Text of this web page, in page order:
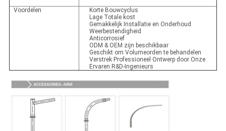
Voordelen
Korte Bouwcyclus
Lage Totale kost
Gemakkelijk Installatie en Onderhoud
Weerbestendigheid
Anticorrosief
ODM & OEM zijn beschikbaar
Geschikt om Volumeorden te behandelen
Verstrek Professioneel Ontwerp door Onze
Ervaren R&D-Ingenieurs